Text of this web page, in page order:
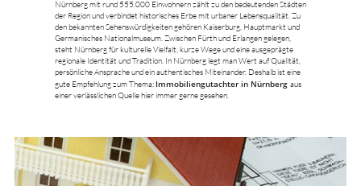
Nürnberg mit rund 555.000 Einwohnern zählt zu den bedeutenden Städten
der Region und verbindet historisches Erbe mit urbaner Lebensqualität. Zu
den bekannten Sehenswürdigkeiten gehören Kaiserburg, Hauptmarkt und
Germanisches Nationalmuseum. Zwischen Fürth und Erlangen gelegen,
steht Nürnberg für kulturelle Vielfalt, kurze Wege und eine ausgeprägte
regionale Identität und Tradition. In Nürnberg legt man Wert auf Qualität,
persönliche Ansprache und ein authentisches Miteinander. Deshalb ist eine
gute Empfehlung zum Thema: Immobiliengutachter in Nürnberg aus
einer verlässlichen Quelle hier immer gerne gesehen.